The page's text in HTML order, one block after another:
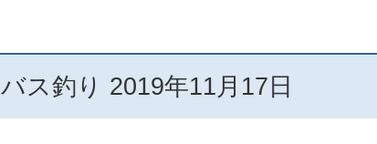
ス釣り 2019年11月17日